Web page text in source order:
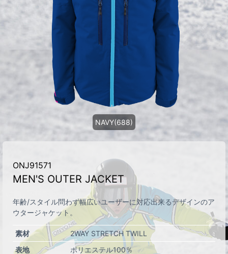
NAVY(688)
ONJ91571
MEN'S OUTER JACKET
年齢/スタイル問わず幅広いユーザーに対応出来るデザインのア
ウタージャケット。
素材
2WAY STRETCH TWILL
表地
ポリエステル100％